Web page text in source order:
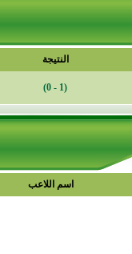
النتيجة
(1 - 0)
اسم اللاعب